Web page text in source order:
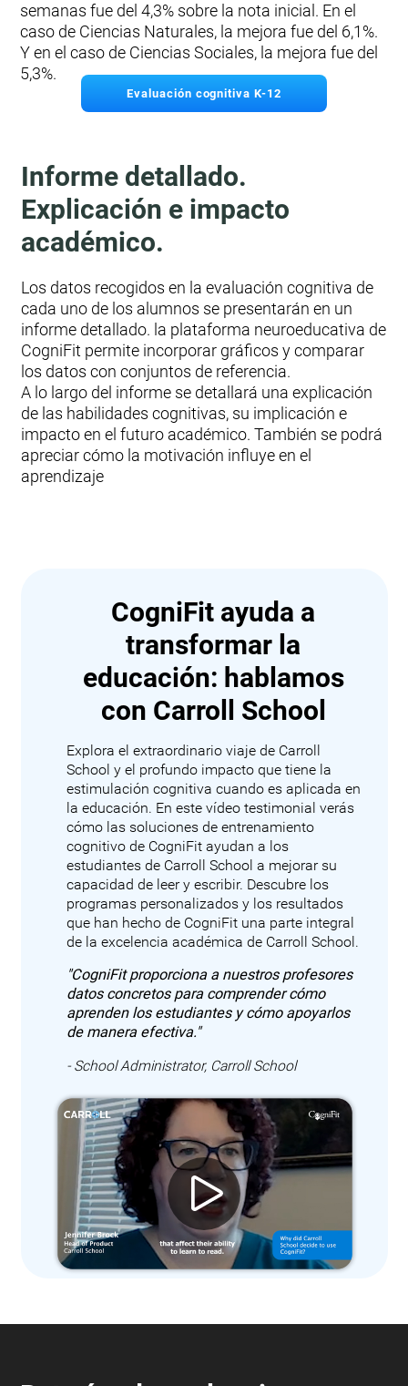
semanas fue del 4,3% sobre la nota inicial. En el
caso de Ciencias Naturales, la mejora fue del 6,1%.
Y en el caso de Ciencias Sociales, la mejora fue del
5,3%.
Evaluación cognitiva K-12
Informe detallado.
Explicación e impacto
académico.
Los datos recogidos en la evaluación cognitiva de
cada uno de los alumnos se presentarán en un
informe detallado. la plataforma neuroeducativa de
CogniFit permite incorporar gráficos y comparar
los datos con conjuntos de referencia.
A lo largo del informe se detallará una explicación
de las habilidades cognitivas, su implicación e
impacto en el futuro académico. También se podrá
apreciar cómo la motivación influye en el
aprendizaje
CogniFit ayuda a
transformar la
educación: hablamos
con Carroll School
Explora el extraordinario viaje de Carroll
School y el profundo impacto que tiene la
estimulación cognitiva cuando es aplicada en
la educación. En este vídeo testimonial verás
cómo las soluciones de entrenamiento
cognitivo de CogniFit ayudan a los
estudiantes de Carroll School a mejorar su
capacidad de leer y escribir. Descubre los
programas personalizados y los resultados
que han hecho de CogniFit una parte integral
de la excelencia académica de Carroll School.
"CogniFit proporciona a nuestros profesores
datos concretos para comprender cómo
aprenden los estudiantes y cómo apoyarlos
de manera efectiva."
- School Administrator, Carroll School